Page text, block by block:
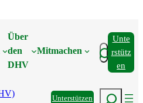
Über
den
DHV
Mitmachen Suchen
Unte
Rstütz
En
UnterstützenSuchen